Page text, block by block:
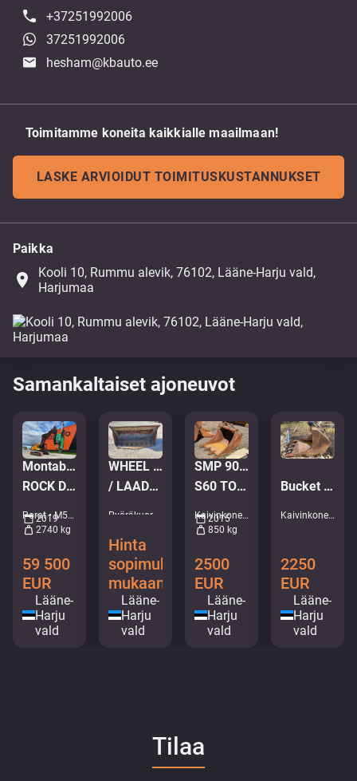
+37251992006
37251992006
hesham@kbauto.ee
Toimitamme koneita kaikkialle maailmaan!
LASKE ARVIOIDUT TOIMITUSKUSTANNUKSET
Paikka
place
Kooli 10, Rummu alevik, 76102, Lääne-Harju vald,
Harjumaa
Samankaltaiset ajoneuvot
Montabert CPA 295
ROCK DRILL ATTACHMENT S70
Porat • M520-2886
2019
2740 kg
59 500
EUR
Lääne-
Harju
vald
WHEEL LOADER BUCKET
/ LAADURI KOPP
Hinta
sopimuksen
mukaan
Lääne-
Harju
vald
SMP 900 HDR
S60 TOOTH EXCAVATOR BUCKET
Kaivinkoneen kauhat - Kaivauskauha • M571-1294
2015
850 kg
2500
EUR
Lääne-
Harju
vald
Bucket 1400mm/1,5 m³/NTP 10
Kaivinkoneen kauhat - Kaivauskauha • M948-5590
2250
EUR
Lääne-
Harju
vald
Tilaa